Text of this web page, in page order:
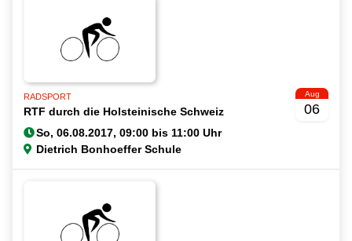
RADSPORT
RTF durch die Holsteinische Schweiz
Dietrich Bonhoeffer Schule
Aug
06